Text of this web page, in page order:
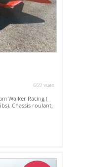
669 vues
Walker Racing (
Chassis roulant,